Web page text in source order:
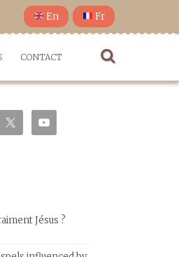
En Fr
CONTACT
Jésus ?